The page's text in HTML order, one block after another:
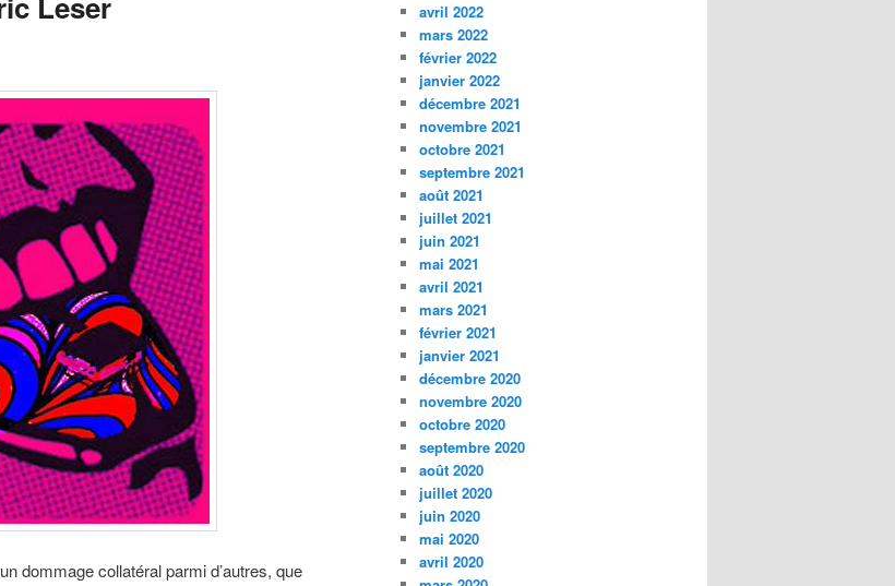
dommage collatéral parmi d’autres, que
avril 2022
mars 2022
février 2022
janvier 2022
décembre 2021
novembre 2021
octobre 2021
septembre 2021
août 2021
juillet 2021
juin 2021
mai 2021
avril 2021
mars 2021
février 2021
janvier 2021
décembre 2020
novembre 2020
octobre 2020
septembre 2020
août 2020
juillet 2020
juin 2020
mai 2020
avril 2020